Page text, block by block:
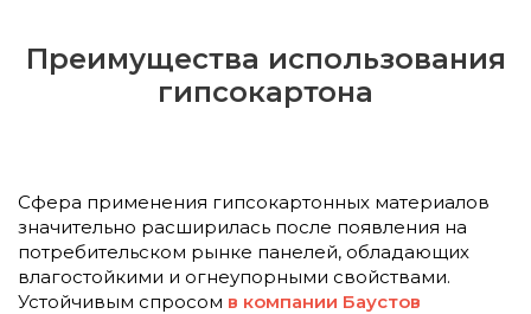
Преимущества использования
гипсокартона
Сфера применения гипсокартонных материалов
значительно расширилась после появления на
потребительском рынке панелей, обладающих
влагостойкими и огнеупорными свойствами.
Устойчивым спросом в компании Баустов